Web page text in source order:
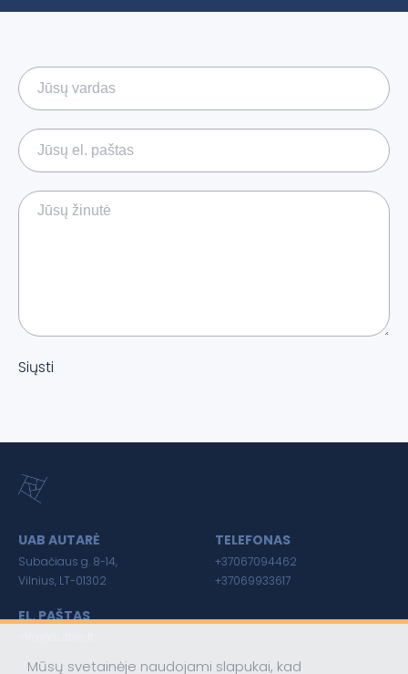
Siųsti
UAB AUTARĖ
Subačiaus g. 8-14,
Vilnius, LT-01302
TELEFONAS
+37067094462
+37069933617
EL. PAŠTAS
Mūsų svetainėje naudojami slapukai, kad